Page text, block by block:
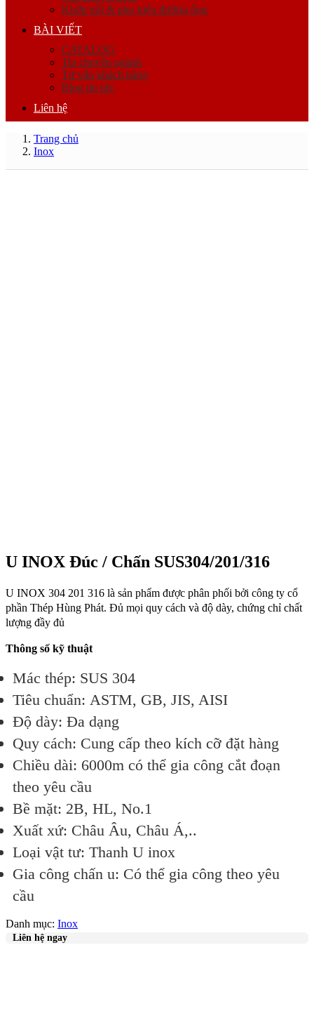
Khớp nối & phụ kiện đường ống
BÀI VIẾT
CATALOG
Tin chuyên ngành
Tư vấn khách hàng
Blog tin tức
Liên hệ
Trang chủ
Inox
U INOX Đúc / Chấn SUS304/201/316
U INOX 304 201 316 là sản phẩm được phân phối bởi công ty cổ
phần Thép Hùng Phát. Đủ mọi quy cách và độ dày, chứng chỉ chất
lượng đầy đủ
Thông số kỹ thuật
Mác thép: SUS 304
Tiêu chuẩn: ASTM, GB, JIS, AISI
Độ dày: Đa dạng
Quy cách: Cung cấp theo kích cỡ đặt hàng
Chiều dài: 6000m có thể gia công cắt đoạn
theo yêu cầu
Bề mặt: 2B, HL, No.1
Xuất xứ: Châu Âu, Châu Á,..
Loại vật tư: Thanh U inox
Gia công chấn u: Có thể gia công theo yêu
cầu
Danh mục: Inox
Liên hệ ngay